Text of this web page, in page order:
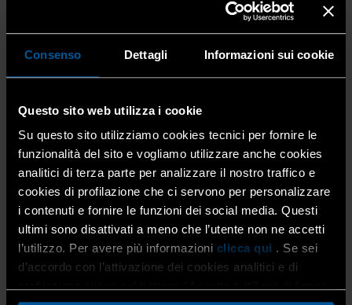
Consenso Dettagli Informazioni sui cookie
Questo sito web utilizza i cookie
Su questo sito utilizziamo cookies tecnici per fornire le
funzionalità del sito e vogliamo utilizzare anche cookies
analitici di terza parte per analizzare il nostro traffico e
cookies di profilazione che ci servono per personalizzare
i contenuti e fornire le funzioni dei social media. Questi
ultimi sono disattivati a meno che l’utente non ne accetti
l’utilizzo. Per avere più informazioni clicca qui . Se sei
d’accordo con l’attivazione dei cookies analitici e di
(Quadro A-1 della
dichiarazione);
214,18 per mille litridi soli gasoli paraffinici
ottenuti da sintesi o da idrotrattamento (HVO) che
soddisfano le condizioni di cui all’art. 3, comma 4,
della minore accisa (aliquota ridotta di 617,40 € per
mille litri) che grava su tali carburanti(Quadro A-2
della dichiarazione)o di cui non si hanno
informazioni da parte del fornitore sul rispetto delle
predette condizioni,(Quadro A-3 della
dichiarazione).
Per il godimento dell’agevolazione con il Modello F24